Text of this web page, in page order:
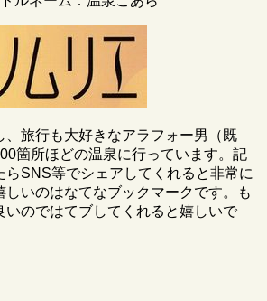
、旅行も大好きなアラフォー男（既
箇所ほどの温泉に行っています。記
らSNS等でシェアしてくれると非常に
しいのはなてなブックマークです。も
いのではてブしてくれると嬉しいで